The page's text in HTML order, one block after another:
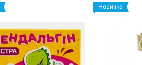
Новинка